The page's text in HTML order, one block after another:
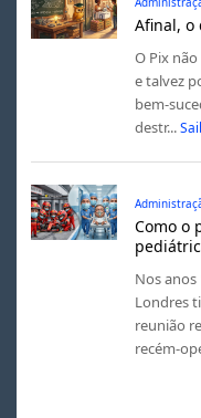
Afinal, o
O Pix
e talvez
bem-
destr...
Como o
Nos
Londres
reunião
recém-